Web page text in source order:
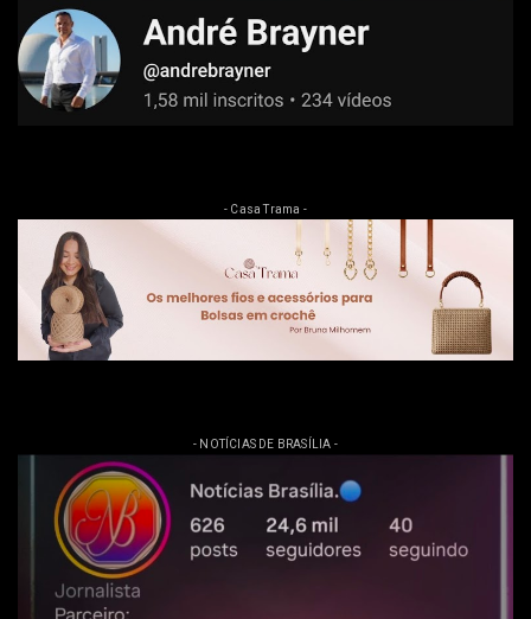
- Casa Trama -
- NOTÍCIAS DE BRASÍLIA -